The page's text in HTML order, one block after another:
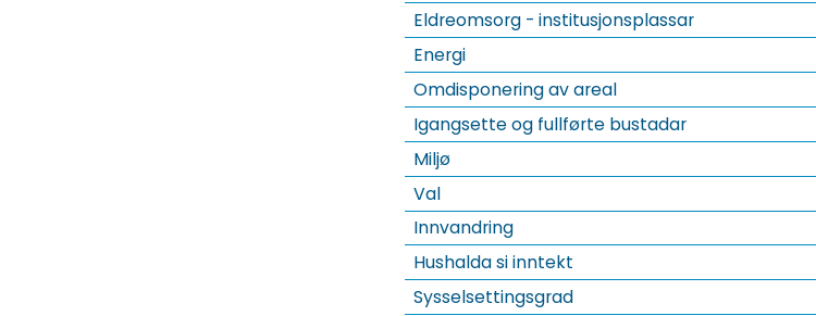
Eldreomsorg - institusjonsplassar
Energi
Omdisponering av areal
Igangsette og fullførte bustadar
Miljø
Val
Innvandring
Hushalda si inntekt
Sysselsettingsgrad